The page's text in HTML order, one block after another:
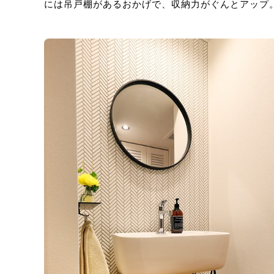
には吊戸棚があるおかげで、収納力がぐんとアップ